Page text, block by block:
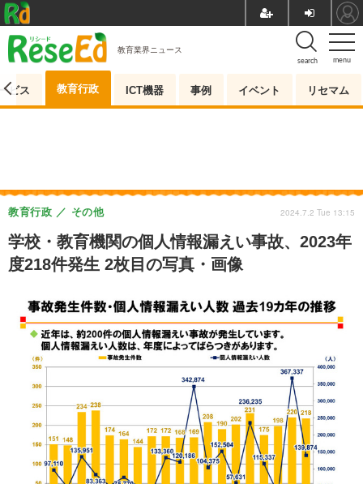
menu
search
教育業界ニュース
ビス 教育行政 ICT機器 事例 イベント リセマム
学校・教育機関の個人情報漏えい事故、2023年
度218件発生 2枚目の写真・画像
教育行政 その他 2024.7.2 Tue 13:15